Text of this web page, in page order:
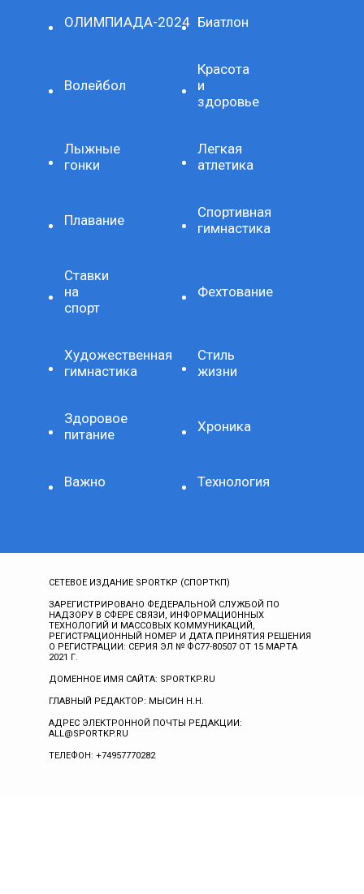
ОЛИМПИАДА-2024 Биатлон
Волейбол
Красота
и
здоровье
Лыжные
гонки
Легкая
атлетика
Плавание
Спортивная
гимнастика
Ставки
на
спорт
Фехтование
Художественная
гимнастика
Стиль
жизни
Здоровое
питание
Хроника
Важно Технология
СЕТЕВОЕ ИЗДАНИЕ SPORTKP (СПОРТКП)
ЗАРЕГИСТРИРОВАНО ФЕДЕРАЛЬНОЙ СЛУЖБОЙ ПО
НАДЗОРУ В СФЕРЕ СВЯЗИ, ИНФОРМАЦИОННЫХ
ТЕХНОЛОГИЙ И МАССОВЫХ КОММУНИКАЦИЙ,
РЕГИСТРАЦИОННЫЙ НОМЕР И ДАТА ПРИНЯТИЯ РЕШЕНИЯ
О РЕГИСТРАЦИИ: СЕРИЯ ЭЛ № ФС77-80507 ОТ 15 МАРТА
2021 Г.
ДОМЕННОЕ ИМЯ САЙТА: SPORTKP.RU
ГЛАВНЫЙ РЕДАКТОР: МЫСИН Н.Н.
АДРЕС ЭЛЕКТРОННОЙ ПОЧТЫ РЕДАКЦИИ:
ALL@SPORTKP.RU
ТЕЛЕФОН: +74957770282